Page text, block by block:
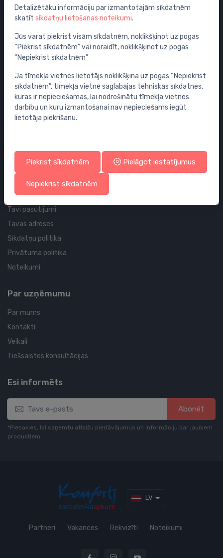
Maisītāji
Izlietnes
Tualetes podi
Vannas
Dušas
Vannas istabas piederumi
Mēbeles
Rāmji un skalošanas sistēmas
Sifoni
Cauruļvadi un Veidgabali
Profila un piegādes informācija
Tavs konts
Tavi pasūtījumi
Tavas adreses
Sīkdatņu politika
Privātuma politika
Noteikumi
Par uzņēmumu
Par mums
Kontakti
Veikali
Tiešsaistes konsultācijas
Esi informēts
Abonēt
*Piesakies, lai saņemtu atlaižu piedāvājumus un informāciju par jauniem
produktiem
LV
Partneri Vakances Rekvizīti Noteikumi
Detalizētāku informāciju par izmantotajām sīkdatnēm
skatīt sīkdatņu lietošanas noteikumi.
Jūs varat piekrist visām sīkdatnēm, noklikšķinot uz pogas
“Piekrist sīkdatnēm” vai noraidīt, noklikšķinot uz pogas
“Nepiekrist sīkdatnēm”
Ja tīmekļa vietnes lietotājs noklikšķina uz pogas “Nepiekrist
sīkdatnēm”, tīmekļa vietnē saglabājas tehniskās sīkdatnes,
kuras ir nepieciešamas, lai nodrošinātu tīmekļa vietnes
darbību un kuru izmantošanai nav nepieciešams iegūt
lietotāja piekrišanu.
Piekrist sīkdatnēm Pielāgot iestatījumus
Nepiekrist sīkdatnēm